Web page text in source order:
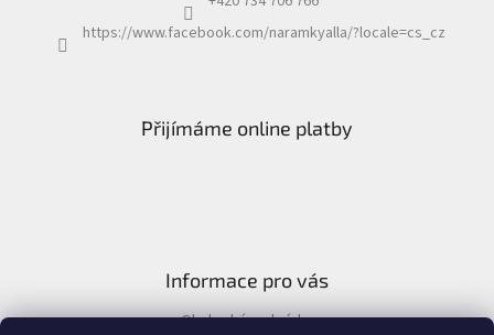
https://www.facebook.com/naramkyalla/?locale=cs_cz
Přijímáme online platby
Informace pro vás
Obchodní podmínky